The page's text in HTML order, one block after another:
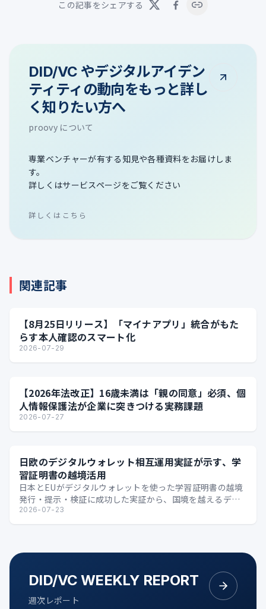
この記事をシェアする
DID/VC やデジタルアイデン
ティティの動向をもっと詳し
く知りたい方へ
proovy について
専業ベンチャーが有する知見や各種資料をお届けしま
す。
詳しくはサービスページをご覧ください
詳しくはこちら
関連記事
【8月25日リリース】「マイナアプリ」統合がもた
らす本人確認のスマート化
2026-07-29
【2026年法改正】16歳未満は「親の同意」必須、個
人情報保護法が企業に突きつける実務課題
2026-07-27
日欧のデジタルウォレット相互運用実証が示す、学
習証明書の越境活用
日本とEUがデジタルウォレットを使った学習証明書の越境
発行・提示・検証に成功した実証から、国境を越えるデジ
タル証明の可能性を整理します。
2026-07-23
DID/VC WEEKLY REPORT
週次レポート